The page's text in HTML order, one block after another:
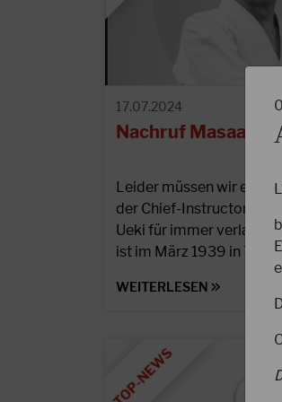
17.07.2024
Nachruf Masaaki
Leider müssen wir euch
der Chief-Instructor der
Ueki für immer
ist im März 1939 in
WEITERLESEN